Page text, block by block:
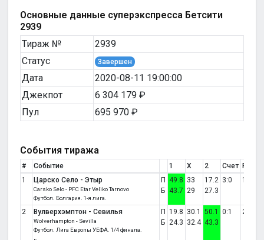
Основные данные суперэкспресса Бетсити
2939
Тираж №
2939
Статус
Завершен
Дата
2020-08-11 19:00:00
Джекпот
6 304 179 ₽
Пул
695 970 ₽
События тиража
# Событие 1 X 2 Счет
1
Царско Село - Этыр
Carsko Selo - PFC Etar Veliko Tarnovo
Футбол. Болгария. 1-я лига.
П
Б
49.8
43.7
33
29
17.2
27.3
3:0 1
2 Вулверхэмптон - Севилья
Wolverhampton - Sevilla
Футбол. Лига Европы УЕФА. 1/4 финала.
П
Б
19.8
24.3
30.1
32.4
50.1
43.3
0:1 2